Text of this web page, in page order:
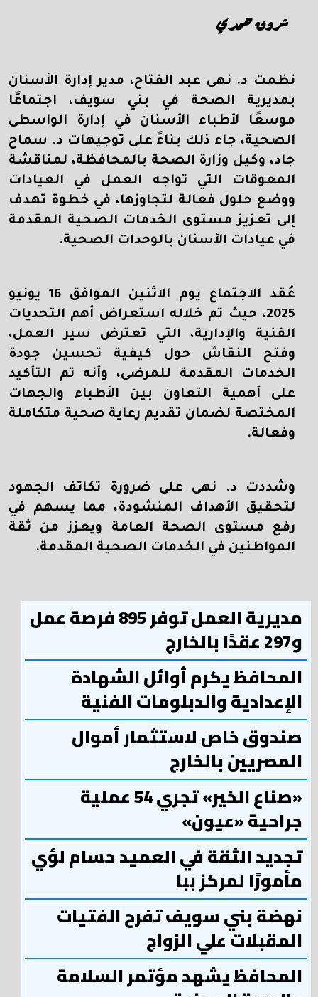
شروق حمدي
نظمت د. نهى عبد الفتاح، مدير إدارة الأسنان
بمديرية الصحة في بني سويف، اجتماعًا
موسعًا لأطباء الأسنان في إدارة الواسطى
الصحية، جاء ذلك بناءً على توجيهات د. سماح
جاد، وكيل وزارة الصحة بالمحافظة، لمناقشة
المعوقات التي تواجه العمل في العيادات
ووضع حلول فعالة لتجاوزها، في خطوة تهدف
إلى تعزيز مستوى الخدمات الصحية المقدمة
في عيادات الأسنان بالوحدات الصحية.
عُقد الاجتماع يوم الاثنين الموافق 16 يونيو
2025، حيث تم خلاله استعراض أهم التحديات
الفنية والإدارية، التي تعترض سير العمل،
وفتح النقاش حول كيفية تحسين جودة
الخدمات المقدمة للمرضى، وأنه تم التأكيد
على أهمية التعاون بين الأطباء والجهات
المختصة لضمان تقديم رعاية صحية متكاملة
وفعالة.
وشددت د. نهى على ضرورة تكاتف الجهود
لتحقيق الأهداف المنشودة، مما يسهم في
رفع مستوى الصحة العامة ويعزز من ثقة
المواطنين في الخدمات الصحية المقدمة.
مديرية العمل توفر 895 فرصة عمل
و297 عقدًا بالخارج
المحافظ يكرم أوائل الشهادة
الإعدادية والدبلومات الفنية
صندوق خاص لاستثمار أموال
المصريين بالخارج
«صناع الخير» تجري 54 عملية
جراحية «عيون»
تجديد الثقة في العميد حسام لؤي
مأمورًا لمركز ببا
نهضة بني سويف تفرح الفتيات
المقبلات علي الزواج
المحافظ يشهد مؤتمر السلامة